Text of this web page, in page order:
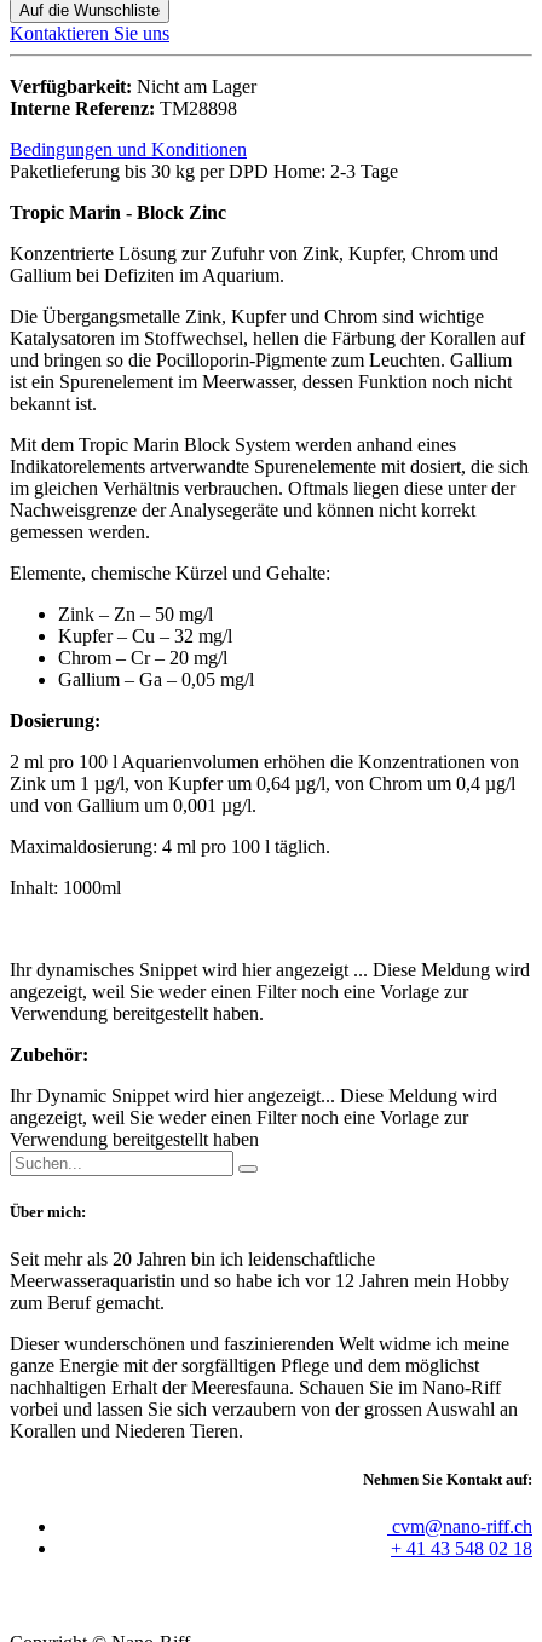
Auf die Wunschliste
Kontaktieren Sie uns
Verfügbarkeit: Nicht am Lager
Interne Referenz: TM28898
Bedingungen und Konditionen
Paketlieferung bis 30 kg per DPD Home: 2-3 Tage
Tropic Marin - Block Zinc
Konzentrierte Lösung zur Zufuhr von Zink, Kupfer, Chrom und
Gallium bei Defiziten im Aquarium.
Die Übergangsmetalle Zink, Kupfer und Chrom sind wichtige
Katalysatoren im Stoffwechsel, hellen die Färbung der Korallen auf
und bringen so die Pocilloporin-Pigmente zum Leuchten. Gallium
ist ein Spurenelement im Meerwasser, dessen Funktion noch nicht
bekannt ist.
Mit dem Tropic Marin Block System werden anhand eines
Indikatorelements artverwandte Spurenelemente mit dosiert, die sich
im gleichen Verhältnis verbrauchen. Oftmals liegen diese unter der
Nachweisgrenze der Analysegeräte und können nicht korrekt
gemessen werden.
Elemente, chemische Kürzel und Gehalte:
Zink – Zn – 50 mg/l
Kupfer – Cu – 32 mg/l
Chrom – Cr – 20 mg/l
Gallium – Ga – 0,05 mg/l
Dosierung:
2 ml pro 100 l Aquarienvolumen erhöhen die Konzentrationen von
Zink um 1 µg/l, von Kupfer um 0,64 µg/l, von Chrom um 0,4 µg/l
und von Gallium um 0,001 µg/l.
Maximaldosierung: 4 ml pro 100 l täglich.
Inhalt: 1000ml
Ihr dynamisches Snippet wird hier angezeigt ... Diese Meldung wird
angezeigt, weil Sie weder einen Filter noch eine Vorlage zur
Verwendung bereitgestellt haben.
Zubehör:
Ihr Dynamic Snippet wird hier angezeigt... Diese Meldung wird
angezeigt, weil Sie weder einen Filter noch eine Vorlage zur
Verwendung bereitgestellt haben
Über mich:
Seit mehr als 20 Jahren bin ich leidenschaftliche
Meerwasseraquaristin und so habe ich vor 12 Jahren mein Hobby
zum Beruf gemacht.
Dieser wunderschönen und faszinierenden Welt widme ich meine
ganze Energie mit der sorgfälltigen Pflege und dem möglichst
nachhaltigen Erhalt der Meeresfauna. Schauen Sie im Nano-Riff
vorbei und lassen Sie sich verzaubern von der grossen Auswahl an
Korallen und Niederen Tieren.
Nehmen Sie Kontakt auf:
cvm@nano-riff.ch
+ 41 43 548 02 18